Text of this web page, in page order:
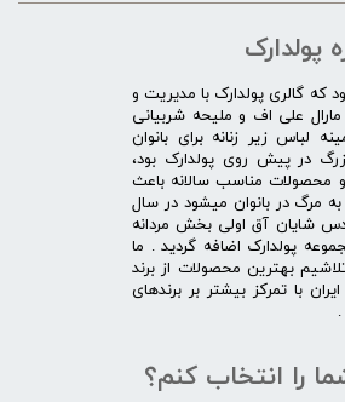
پولدارک
بهمن ماه 1395 بود که گالری پولدارک با مدیریت و
علی اف و ملیحه شربیانی
لباس زیر زنانه برای بانوان
در پیش روی پولدارک بود،
و محصولات مناسب سالانه باعث
به مرگ در بانوان میشود در سال
شایان آق اولی بخش مردانه
پولدارک اضافه گردید . ما
بهترین محصولات از برند
با تمرکز بیشتر بر برندهای
را انتخاب کنم؟